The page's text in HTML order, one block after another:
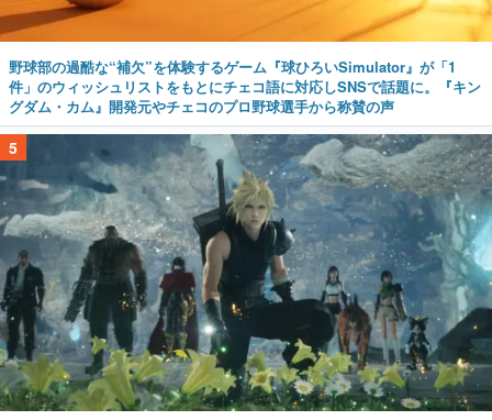
野球部の過酷な“補欠”を体験するゲーム『球ひろいSimulator』が「1
件」のウィッシュリストをもとにチェコ語に対応しSNSで話題に。『キン
グダム・カム』開発元やチェコのプロ野球選手から称賛の声
5